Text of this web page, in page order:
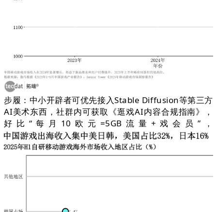
步履：中小开辟者可优先接入Stable Diffusion等第三方
AI美术东西，社群内可获取《逛戏AI内容合规指南》，
好比“每月10欧元=5GB流量+戏会员”，